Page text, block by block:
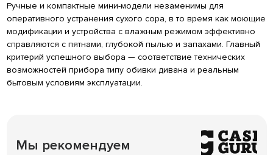
Ручные и компактные мини-модели незаменимы для
оперативного устранения сухого сора, в то время как моющие
модификации и устройства с влажным режимом эффективно
справляются с пятнами, глубокой пылью и запахами. Главный
критерий успешного выбора — соответствие технических
возможностей прибора типу обивки дивана и реальным
бытовым условиям эксплуатации.
Мы рекомендуем